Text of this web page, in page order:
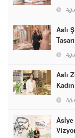
Aslı
Aslı
Asiye